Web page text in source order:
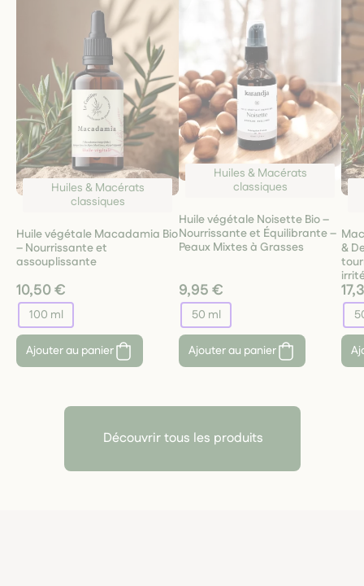
Huiles & Macérats
classiques
Huile végétale Macadamia Bio
– Nourrissante et
assouplissante
10,50 €
100 ml
Ajouter au panier
Huiles & Macérats
classiques
Huile végétale Noisette Bio –
Nourrissante et Équilibrante –
Peaux Mixtes à Grasses
9,95 €
50 ml
Ajouter au panier
&
Découvrir tous les produits